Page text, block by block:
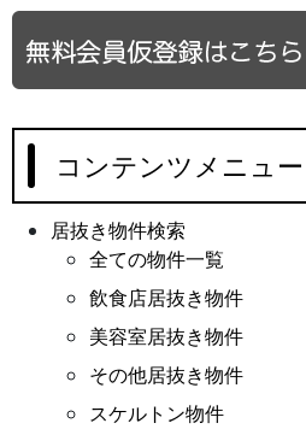
コンテンツメニュー
居抜き物件検索
全ての物件一覧
飲食店居抜き物件
美容室居抜き物件
その他居抜き物件
スケルトン物件